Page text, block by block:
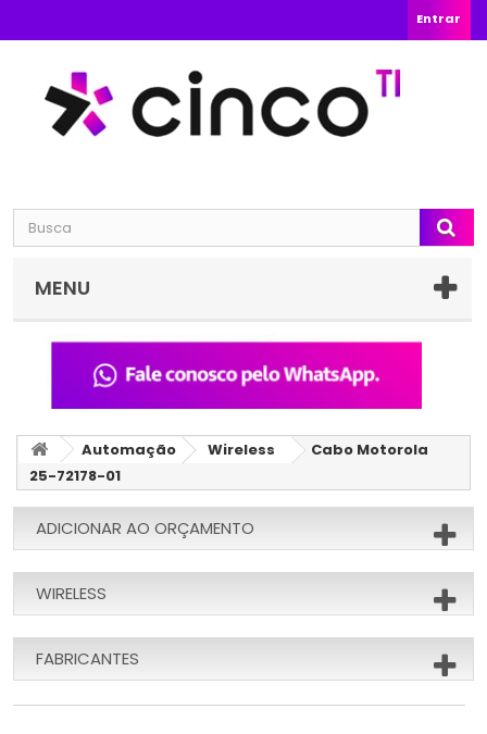
Entrar
MENU
Automação Wireless
Cabo Motorola
25-72178-01
ADICIONAR AO ORÇAMENTO
WIRELESS
FABRICANTES